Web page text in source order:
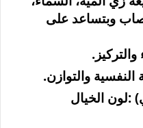
وبتساعد على
.
النفسية والتوازن.
:لون الخيال